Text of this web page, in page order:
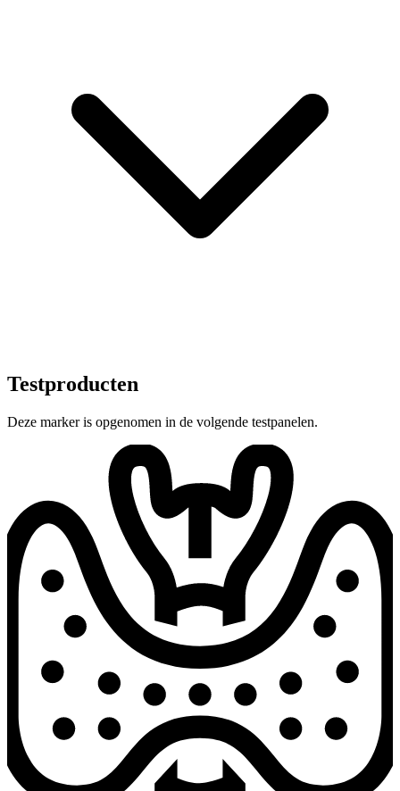
Testproducten
Deze marker is opgenomen in de volgende testpanelen.